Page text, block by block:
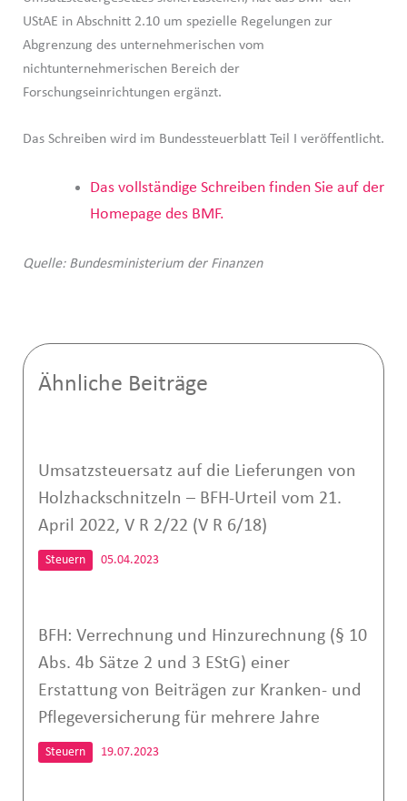
UStAE in Abschnitt 2.10 um spezielle Regelungen zur
Abgrenzung des unternehmerischen vom
nichtunternehmerischen Bereich der
Forschungseinrichtungen ergänzt.
Das Schreiben wird im Bundessteuerblatt Teil I veröffentlicht.
Das vollständige Schreiben finden Sie auf der
Homepage des BMF.
Quelle: Bundesministerium der Finanzen
Ähnliche Beiträge
Umsatzsteuersatz auf die Lieferungen von
Holzhackschnitzeln – BFH-Urteil vom 21.
April 2022, V R 2/22 (V R 6/18)
Steuern 05.04.2023
BFH: Verrechnung und Hinzurechnung (§ 10
Abs. 4b Sätze 2 und 3 EStG) einer
Erstattung von Beiträgen zur Kranken- und
Pflegeversicherung für mehrere Jahre
Steuern 19.07.2023